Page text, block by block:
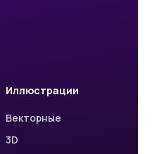
Иллюстрации
Векторные
3D